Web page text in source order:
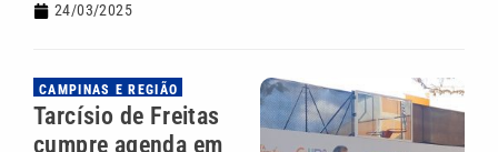
24/03/2025
CAMPINAS E REGIÃO
Tarcísio de Freitas
cumpre agenda em